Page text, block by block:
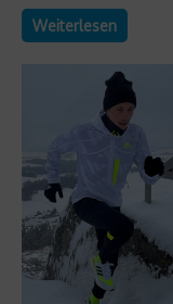
Weiterlesen